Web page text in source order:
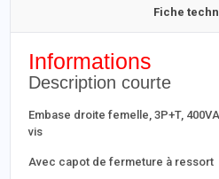
Fiche
Informations
Description courte
Embase droite femelle, 3P+T,
vis
Avec capot de fermeture à ressort